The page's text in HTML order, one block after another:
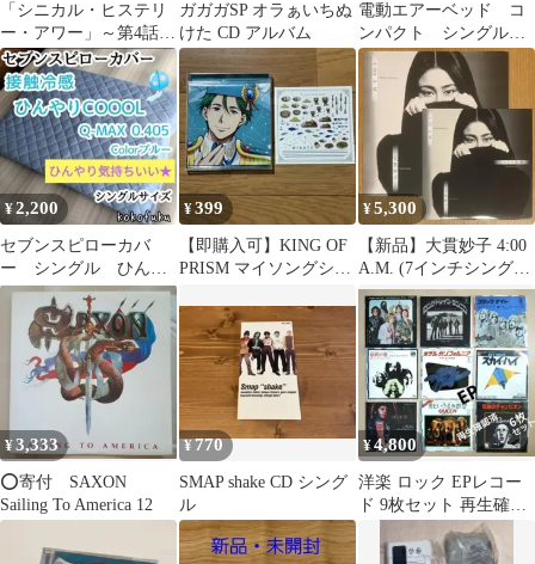
「シニカル・ヒステリ
ー・アワー」～第4話
「うたかたのうた」 希
少 8cm CD
ガガガSP オラぁいちぬ
けた CD アルバム
電動エアーベッド コ
ンパクト シングル
ブラウン
¥2,200
セブンスピローカバ
ー シングル ひんや
り接触冷感 ブルー
¥399
【即購入可】KING OF
PRISM マイソングシン
ト
¥5,300
【新品】大貫妙子 4:00
A.M. (7インチシングル
レコード) 限定盤
¥3,333
⭕寄付 SAXON
Sailing To America 12
¥770
SMAP shake CD シング
ル
¥4,800
洋楽 ロック EPレコー
ド 9枚セット 再生確認
済 簡易清掃済 シングル